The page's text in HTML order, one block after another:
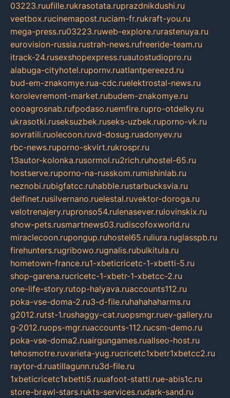
03223.ruufille.rukrasotata.ruprazdnikdushi.ru
veetbox.rucinemapost.ruciam-fr.rukraft-you.ru
mega-press.ru03223.ruweb-explore.rurastenuya.ru
eurovision-russia.rustrah-news.rufreeride-team.ru
itrack-24.rusexshopexpress.ruautostudiopro.ru
alabuga-cityhotel.rupornv.ruatlantpereezd.ru
bud-em-znakomye.rua-cdc.ruelektrostal-news.ru
korolevremont-market.rubudem-znakomye.ru
oooagrosnab.rufpodaso.ruemfire.rupro-otdelky.ru
ukrasotki.ruseksuzbek.ruseks-uzbek.ruporno-vk.ru
sovratili.ruolecoon.ruvd-dosug.ruadonyev.ru
rbc-news.ruporno-skvirt.rukrospr.ru
13autor-kolonka.rusormol.ru2rich.ruhostel-65.ru
hostserve.ruporno-na-russkom.rumishinlab.ru
neznobi.rubigfatcc.ruhabble.rustarbucksvia.ru
delfinet.rusilvernano.ruelestal.ruvektor-doroga.ru
velotrenajery.rupronso54.rulenasever.rulovinskix.ru
show-pets.rusmartnews03.rudiscofoxworld.ru
miraclecoon.rupongup.ruhostel65.ruliura.ruglasspb.ru
firehunters.rugribowo.rugnalis.rubulkitula.ru
hometown-france.ru1-xbeticricetc-1-xbetti-5.ru
shop-garena.rucricetc-1-xbetr-1-xbetcc-2.ru
one-life-story.rutop-halyava.ruaccounts112.ru
poka-vse-doma-2.ru3-d-file.ruhahahaharms.ru
g2012.rutst-1.rushaggy-cat.ruopsmgr.ruev-gallery.ru
g-2012.ruops-mgr.ruaccounts-112.rucsm-demo.ru
poka-vse-doma2.ruairgungames.ruallseo-host.ru
tehosmotre.ruvarieta-yug.rucricetc1xbetr1xbetcc2.ru
raytor-d.ruatillagunn.ru3d-file.ru
1xbeticricetc1xbetti5.ruuafoot-statti.rue-abis1c.ru
store-brawl-stars.rukts-services.rudark-sand.ru